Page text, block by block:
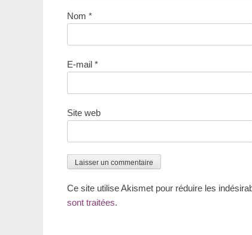
Nom *
E-mail *
Site web
Ce site utilise Akismet pour réduire les
sont traitées.